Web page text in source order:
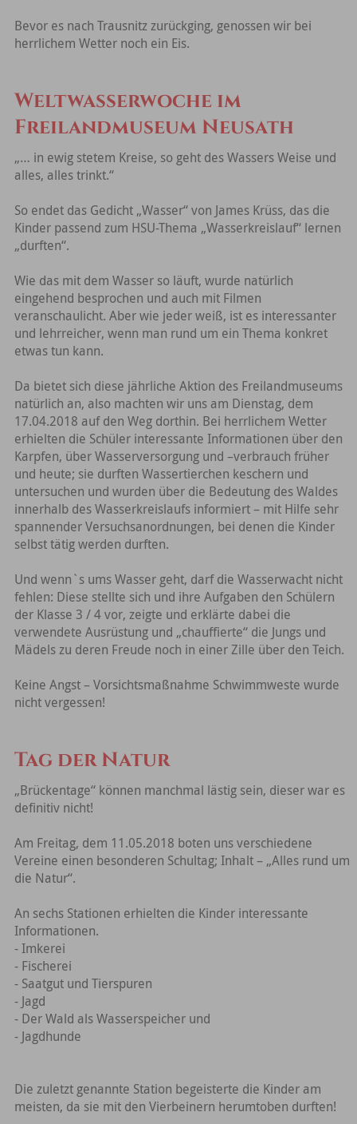
Bevor es nach Trausnitz zurückging, genossen wir bei
herrlichem Wetter noch ein Eis.
Weltwasserwoche im
Freilandmuseum Neusath
„… in ewig stetem Kreise, so geht des Wassers Weise und
alles, alles trinkt.“
So endet das Gedicht „Wasser“ von James Krüss, das die
Kinder passend zum HSU-Thema „Wasserkreislauf“ lernen
„durften“.
Wie das mit dem Wasser so läuft, wurde natürlich
eingehend besprochen und auch mit Filmen
veranschaulicht. Aber wie jeder weiß, ist es interessanter
und lehrreicher, wenn man rund um ein Thema konkret
etwas tun kann.
Da bietet sich diese jährliche Aktion des Freilandmuseums
natürlich an, also machten wir uns am Dienstag, dem
17.04.2018 auf den Weg dorthin. Bei herrlichem Wetter
erhielten die Schüler interessante Informationen über den
Karpfen, über Wasserversorgung und –verbrauch früher
und heute; sie durften Wassertierchen keschern und
untersuchen und wurden über die Bedeutung des Waldes
innerhalb des Wasserkreislaufs informiert – mit Hilfe sehr
spannender Versuchsanordnungen, bei denen die Kinder
selbst tätig werden durften.
Und wenn`s ums Wasser geht, darf die Wasserwacht nicht
fehlen: Diese stellte sich und ihre Aufgaben den Schülern
der Klasse 3 / 4 vor, zeigte und erklärte dabei die
verwendete Ausrüstung und „chauffierte“ die Jungs und
Mädels zu deren Freude noch in einer Zille über den Teich.
Keine Angst – Vorsichtsmaßnahme Schwimmweste wurde
nicht vergessen!
Tag der Natur
„Brückentage“ können manchmal lästig sein, dieser war es
definitiv nicht!
Am Freitag, dem 11.05.2018 boten uns verschiedene
Vereine einen besonderen Schultag; Inhalt – „Alles rund um
die Natur“.
An sechs Stationen erhielten die Kinder interessante
Informationen.
- Imkerei
- Fischerei
- Saatgut und Tierspuren
- Jagd
- Der Wald als Wasserspeicher und
- Jagdhunde
Die zuletzt genannte Station begeisterte die Kinder am
meisten, da sie mit den Vierbeinern herumtoben durften!